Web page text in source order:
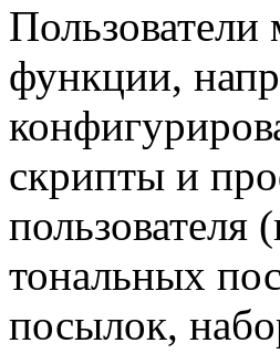
функции,
скрипты и
тональных
посылок,